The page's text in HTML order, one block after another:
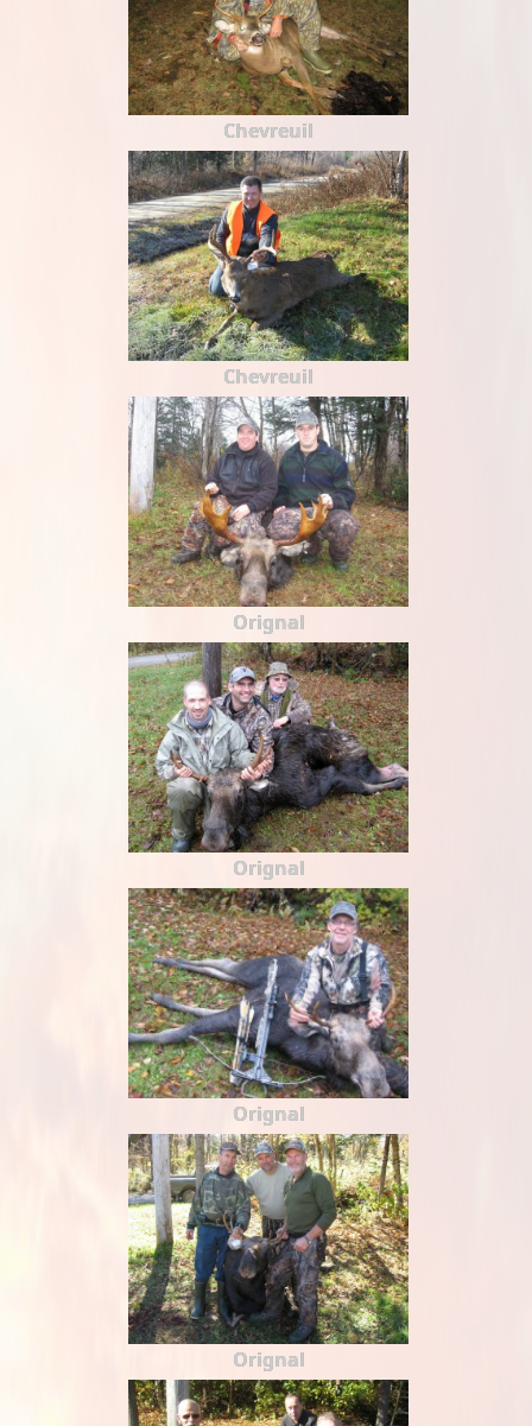
Chevreuil
Chevreuil
Orignal
Orignal
Orignal
Orignal